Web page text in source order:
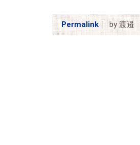
Permalink by 渡邉